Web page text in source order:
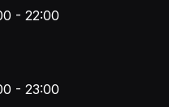
- 22:00
- 23:00